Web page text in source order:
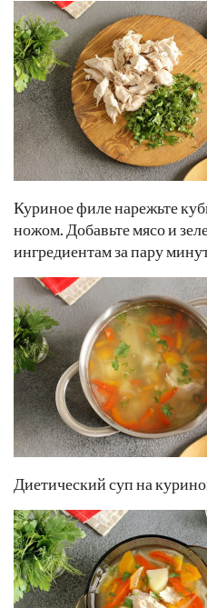
Куриное филе нарежьте
ножом. Добавьте мясо и
ингредиентам за пару
Диетический суп на